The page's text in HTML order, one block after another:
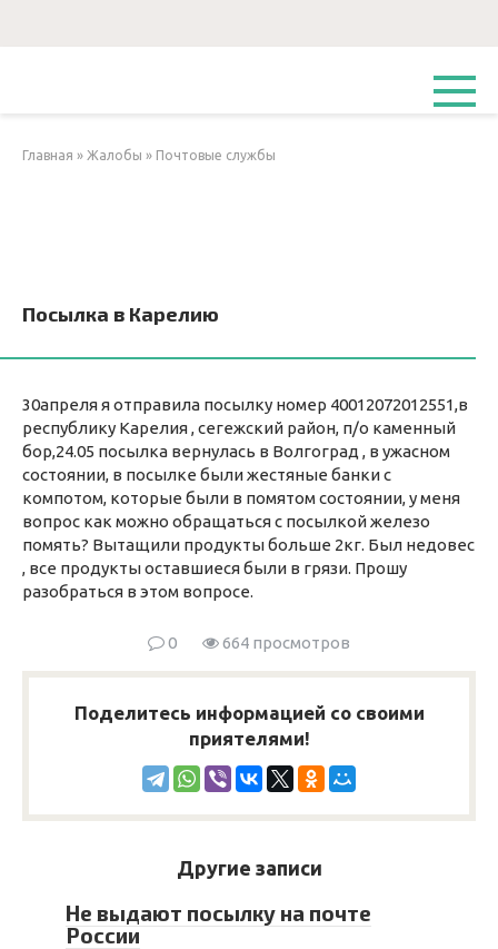
Главная » Жалобы » Почтовые службы
Посылка в Карелию
30апреля я отправила посылку номер 40012072012551,в
республику Карелия , сегежский район, п/о каменный
бор,24.05 посылка вернулась в Волгоград , в ужасном
состоянии, в посылке были жестяные банки с
компотом, которые были в помятом состоянии, у меня
вопрос как можно обращаться с посылкой железо
помять? Вытащили продукты больше 2кг. Был недовес
, все продукты оставшиеся были в грязи. Прошу
разобраться в этом вопросе.
0 664 просмотров
Поделитесь информацией со своими
приятелями!
Другие записи
Не выдают посылку на почте
России